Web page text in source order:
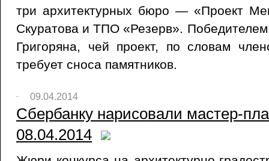
три архитектурных бюро — «Проект
Скуратова и ТПО «Резерв».
Григоряна, чей проект, по словам
требует сноса памятников.
09.04.2014
Сбербанку нарисовали мастер-
08.04.2014